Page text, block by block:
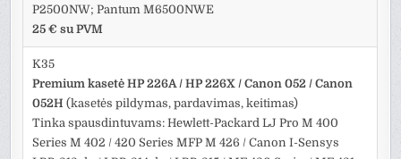
P2500NW; Pantum M6500NWE
25 € su PVM
K35
Premium kasetė HP 226A / HP 226X / Canon 052 / Canon
052H (kasetės pildymas, pardavimas, keitimas)
Tinka spausdintuvams: Hewlett-Packard LJ Pro M 400
Series M 402 / 420 Series MFP M 426 / Canon I-Sensys